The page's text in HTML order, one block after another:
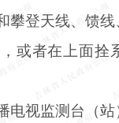
攀登天线、馈
，或者在上面拴
电视监测台（